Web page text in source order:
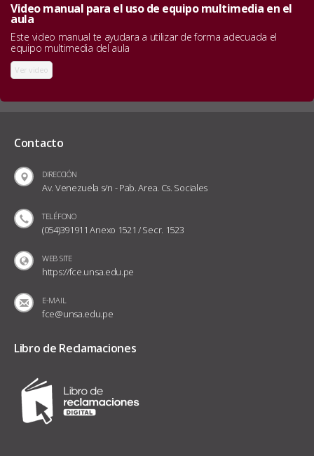
Video manual para el uso de equipo multimedia en el
aula
Este video manual te ayudara a utilizar de forma adecuada el
equipo multimedia del aula
Ver video
Contacto
DIRECCIÓN
Av. Venezuela s/n - Pab. Area. Cs. Sociales
TELÉFONO
(054)391911 Anexo 1521 / Secr. 1523
WEB SITE
https://fce.unsa.edu.pe
E-MAIL
fce@unsa.edu.pe
Libro de Reclamaciones